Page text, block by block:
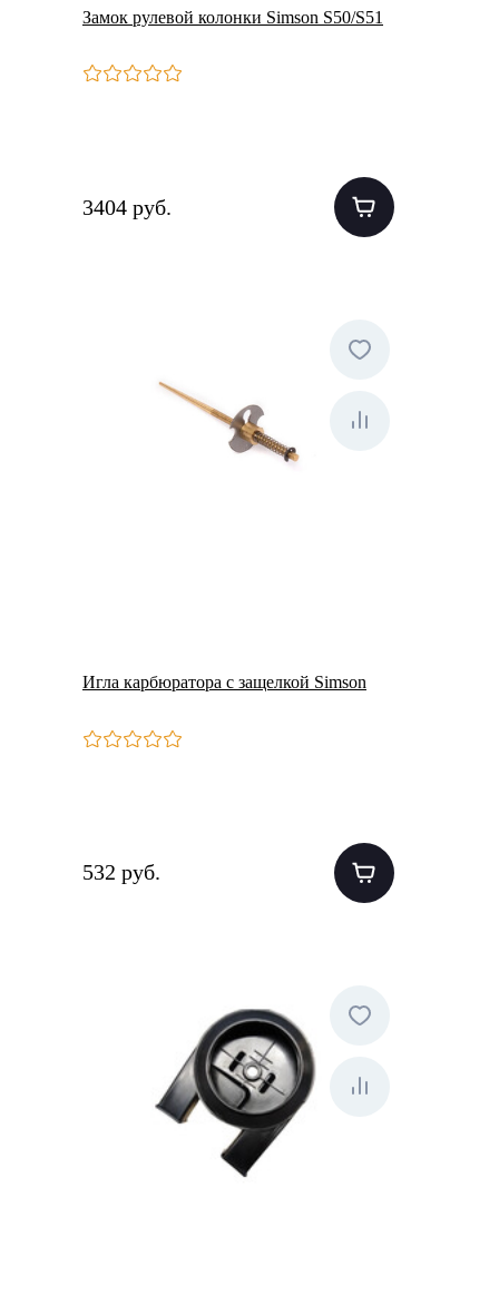
Замок рулевой колонки Simson S50/S51
3404 руб.
Игла карбюратора с защелкой Simson
532 руб.